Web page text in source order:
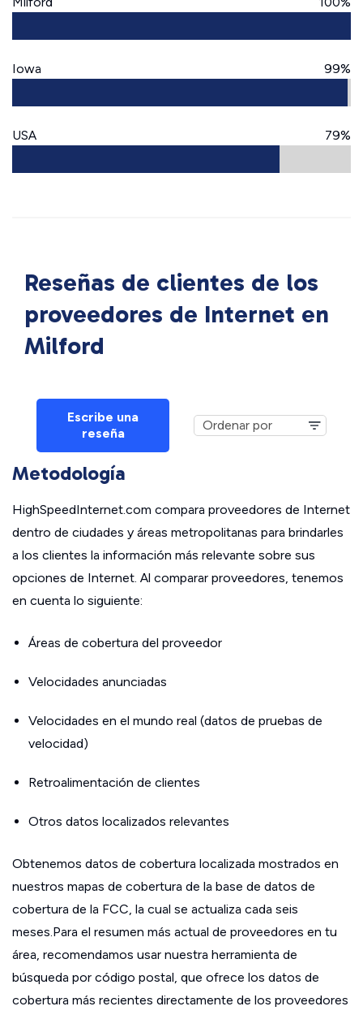
Iowa 99%
USA 79%
Reseñas de clientes de los
proveedores de Internet en
Milford
Escribe una
reseña
Metodología
HighSpeedInternet.com compara proveedores de Internet
dentro de ciudades y áreas metropolitanas para brindarles
a los clientes la información más relevante sobre sus
opciones de Internet. Al comparar proveedores, tenemos
en cuenta lo siguiente:
Áreas de cobertura del proveedor
Velocidades anunciadas
Velocidades en el mundo real (datos de pruebas de
velocidad)
Retroalimentación de clientes
Otros datos localizados relevantes
Obtenemos datos de cobertura localizada mostrados en
nuestros mapas de cobertura de la base de datos de
cobertura de la FCC, la cual se actualiza cada seis
meses.Para el resumen más actual de proveedores en tu
área, recomendamos usar nuestra herramienta de
búsqueda por código postal, que ofrece los datos de
cobertura más recientes directamente de los proveedores